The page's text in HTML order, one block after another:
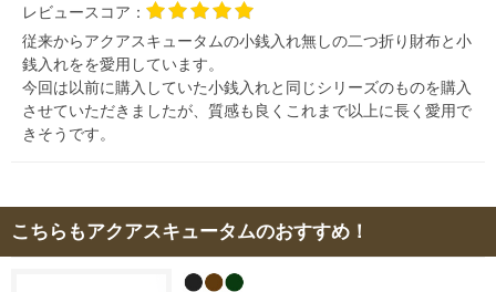
レビュースコア：
従来からアクアスキュータムの小銭入れ無しの二つ折り財布と小
銭入れをを愛用しています。
今回は以前に購入していた小銭入れと同じシリーズのものを購入
させていただきましたが、質感も良くこれまで以上に長く愛用で
きそうです。
こちらもアクアスキュータムのおすすめ！